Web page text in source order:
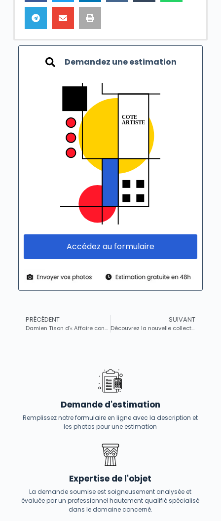
Demandez une estimation
Accédez au formulaire
PRÉCÉDENT
Damien Tison d’« Affaire conclue » évalue des trésors de collection à Thionville : bijoux, peintures et montres au rendez-vous
SUIVANT
Découvrez la nouvelle collection d’objets et de bougies pour recréer l’ambiance chaleureuse de la Riviera italienne chez vous
Demande d'estimation
Remplissez notre formulaire en ligne avec la description et
les photos pour une estimation
Expertise de l'objet
La demande soumise est soigneusement analysée et
évaluée par un professionnel hautement qualifié spécialisé
dans le domaine concerné.